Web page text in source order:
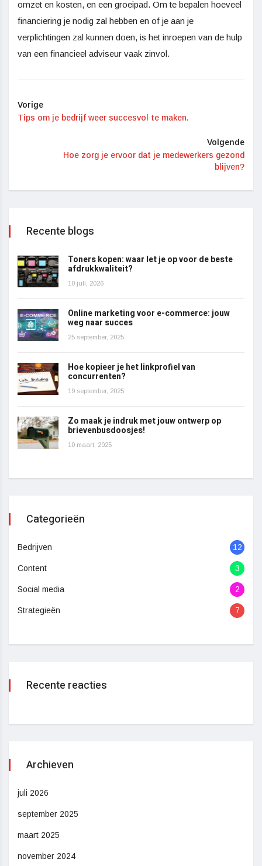
omzet en kosten, en een groeipad. Om te bepalen hoeveel
financiering je nodig zal hebben en of je aan je
verplichtingen zal kunnen doen, is het inroepen van de hulp
van een financieel adviseur vaak zinvol.
Vorige
Tips om je bedrijf weer succesvol te maken.
Volgende
Hoe zorg je ervoor dat je medewerkers gezond
blijven?
Recente blogs
Toners kopen: waar let je op voor de beste
afdrukkwaliteit?
10 juli, 2026
Online marketing voor e-commerce: jouw
weg naar succes
25 september, 2025
Hoe kopieer je het linkprofiel van
concurrenten?
19 september, 2025
Zo maak je indruk met jouw ontwerp op
brievenbusdoosjes!
10 maart, 2025
Categorieën
Bedrijven 12
Content 3
Social media 2
Strategieën 7
Recente reacties
Archieven
juli 2026
september 2025
maart 2025
november 2024